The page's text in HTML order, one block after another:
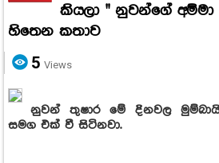
කියලා " නුවන්ගේ
හිතෙන කතාව
5 Views
නුවන් තුෂාර මේ දිනවල
සමග එක් වී සිටිනවා.